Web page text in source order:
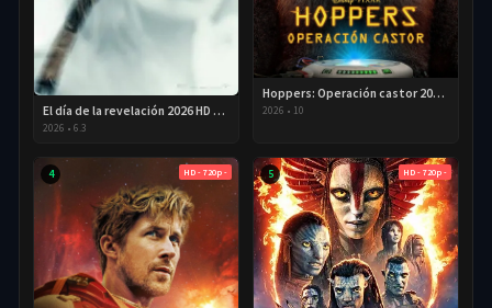
El día de la revelación 2026 HD 720P Latino
2026 • 6.3
Hoppers: Operación castor 2026 HD 720p Latino
2026 • 10
4 HD - 720p - 5 HD - 720p -